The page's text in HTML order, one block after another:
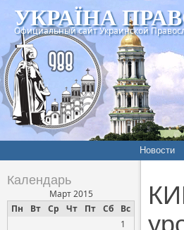
УКРАЇНА
Официальный сайт Украинской
Новости
Календарь
Март 2015
Пн
Вт Ср Чт Пт Сб Вс
1